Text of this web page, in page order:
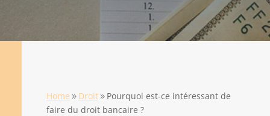
Home 9 Droit 9 Pourquoi est-ce intéressant de
faire du droit bancaire ?